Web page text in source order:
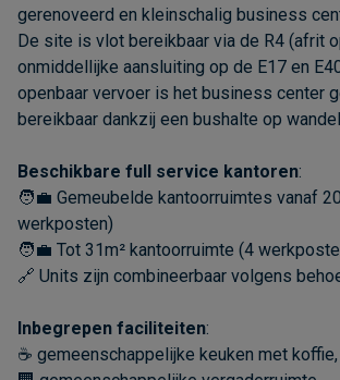
gerenoveerd en kleinschalig business
De site is vlot bereikbaar via de R4 (afrit
onmiddellijke aansluiting op de E17 en
openbaar vervoer is het business center
bereikbaar dankzij een bushalte op
Beschikbare full service kantoren:
🧑‍💼 Gemeubelde kantoorruimtes vanaf
werkposten)
🧑‍💼 Tot 31m² kantoorruimte (4
🔗 Units zijn combineerbaar volgens
Inbegrepen faciliteiten:
☕ gemeenschappelijke keuken met